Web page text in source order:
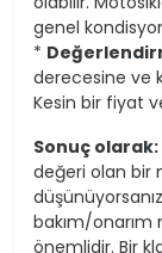
genel
*
derecesine ve
Kesin bir fiyat
Sonuç olarak:
değeri olan bir
bakım/
önemlidir. Bir